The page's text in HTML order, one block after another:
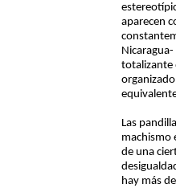
aparecen
totalizante
Las
machismo
de una
hay más